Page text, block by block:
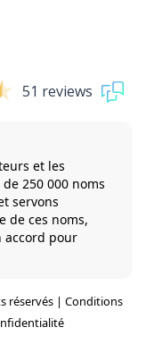
51 reviews
et les
250 000 noms
servons
de ces noms,
accord pour
réservés | Conditions